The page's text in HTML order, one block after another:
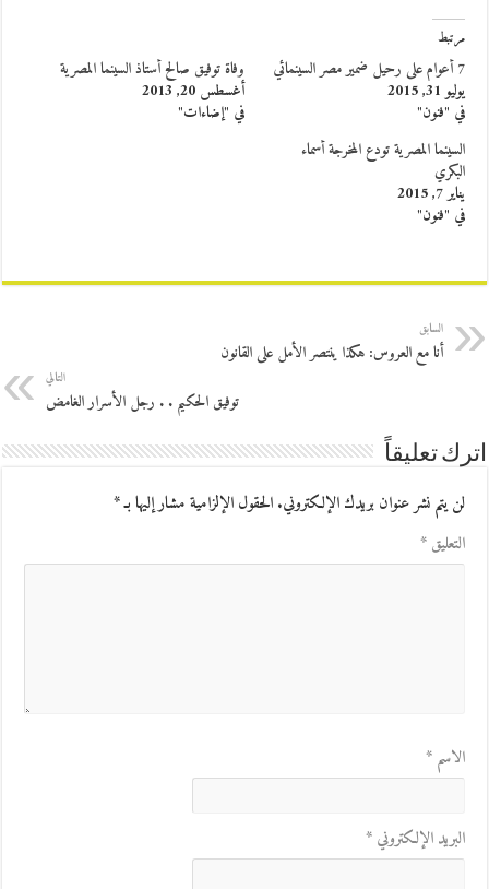
مرتبط
7 أعوام على رحيل ضمير مصر السينمائي
يوليو 31, 2015
في "فنون"
وفاة توفيق صالح أستاذ السينما المصرية
أغسطس 20, 2013
في "إضاءات"
السينما المصرية تودع المخرجة أسماء
البكري
يناير 7, 2015
في "فنون"
السابق
أنا مع العروس: هكذا ينتصر الأمل على القانون
التالي
توفيق الحكيم . . رجل الأسرار الغامض
اترك تعليقاً
لن يتم نشر عنوان بريدك الإلكتروني.الحقول الإلزامية مشار إليها بـ*
التعليق*
الاسم*
البريد الإلكتروني*